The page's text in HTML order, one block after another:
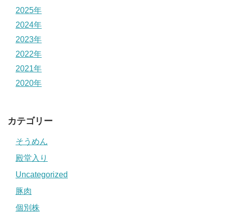
2025年
2024年
2023年
2022年
2021年
2020年
カテゴリー
そうめん
殿堂入り
Uncategorized
豚肉
個別株